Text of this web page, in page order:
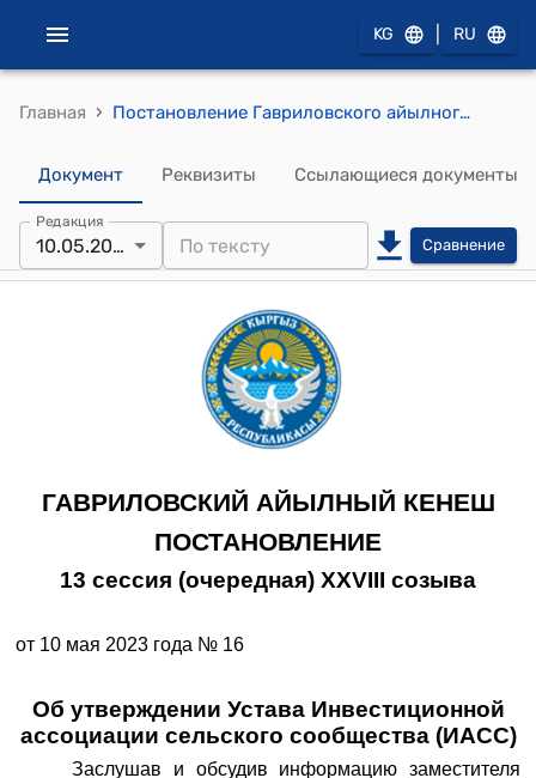
KG RU
Главная › Постановление Гавриловского айылного кенеша от 10 мая 2023 года № 16 "Об утверждении Устава Инвестиционной ассоциации сельского сообщества (ИАСС)"
Документ Реквизиты Ссылающиеся документы
Редакция
10.05.2023 Сравнение